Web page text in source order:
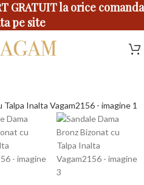
GRATUIT la orice comanda
pe site